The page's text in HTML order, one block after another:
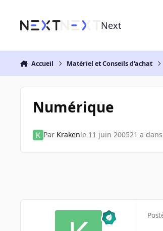
Next
Accueil Matériel et Conseils d'achat
Numérique
Par Krakenle 11 juin 200521 a dans